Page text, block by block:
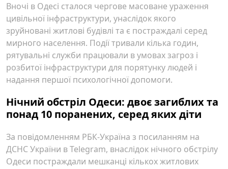
Вночі в Одесі сталося чергове масоване ураження
цивільної інфраструктури, унаслідок якого
зруйновані житлові будівлі та є постраждалі серед
мирного населення. Події тривали кілька годин,
рятувальні служби працювали в умовах загроз і
розбитої інфраструктури для порятунку людей і
надання першої психологічної допомоги.
Нічний обстріл Одеси: двоє загиблих та
понад 10 поранених, серед яких діти
За повідомленням РБК-Україна з посиланням на
ДСНС України в Telegram, внаслідок нічного обстрілу
Одеси постраждали мешканці кількох житлових